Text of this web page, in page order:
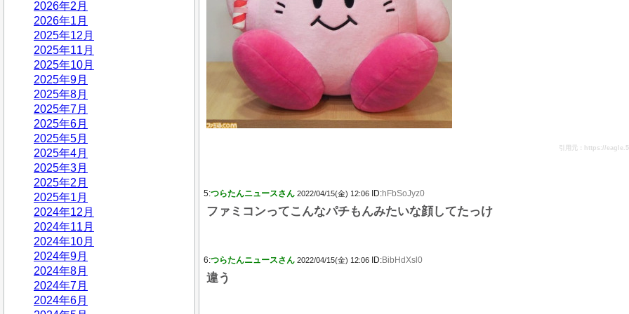
2026年2月
2026年1月
2025年12月
2025年11月
2025年10月
2025年9月
2025年8月
2025年7月
2025年6月
2025年5月
2025年4月
2025年3月
2025年2月
2025年1月
2024年12月
2024年11月
2024年10月
2024年9月
2024年8月
2024年7月
2024年6月
引用元：https://
5:つらたんニュースさん 2022/04/15(金) 12:06 ID:hFbSoJyz0
ファミコンってこんなパチもんみたいな顔してたっけ
6:つらたんニュースさん 2022/04/15(金) 12:06 ID:BibHdXsl0
違う